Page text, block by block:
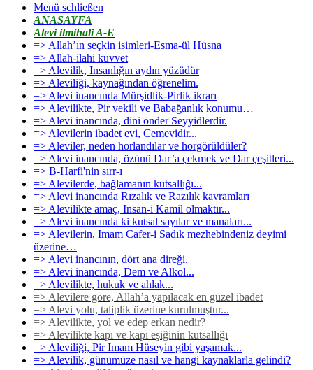
Menü schließen
ANASAYFA
Alevi ilmihali A-E
=> Allah’ın seçkin isimleri-Esma-ül Hüsna
=> Allah-ilahi kuvvet
=> Alevilik, Insanlığın aydın yüzüdür
=> Aleviliği, kaynağından öğrenelim.
=> Alevi inancında Mürşidlik-Pirlik ikrarı
=> Alevilikte, Pir vekili ve Babağanlık konumu…
=> Alevi inancında, dini önder Seyyidlerdir.
=> Alevilerin ibadet evi, Cemevidir...
=> Aleviler, neden horlandılar ve horgörüldüler?
=> Alevi inancında, özünü Dar’a çekmek ve Dar çeşitleri...
=> B-Harfi'nin sırr-ı
=> Alevilerde, bağlamanın kutsallığı...
=> Alevi inancında Rızalık ve Razılık kavramları
=> Alevilikte amaç, Insan-i Kamil olmaktır...
=> Alevi inancında ki kutsal sayılar ve manaları...
=> Alevilerin, Imam Cafer-i Sadık mezhebindeniz deyimi
üzerine…
=> Alevi inancının, dört ana direği.
=> Alevi inancında, Dem ve Alkol...
=> Alevilikte, hukuk ve ahlak...
=> Alevilere göre, Allah’a yapılacak en güzel ibadet
=> Alevi yolu, taliplik üzerine kurulmuştur...
=> Alevilikte, yol ve edep erkan nedir?
=> Alevilikte kapı ve kapı eşiğinin kutsallığı
=> Aleviliği, Pir Imam Hüseyin gibi yaşamak...
=> Alevilik, günümüze nasıl ve hangi kaynaklarla gelindi?